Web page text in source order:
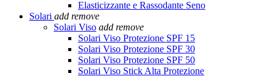
Elasticizzante e Rassodante Seno
Solari add remove
Solari Viso add remove
Solari Viso Protezione SPF 15
Solari Viso Protezione SPF 30
Solari Viso Protezione SPF 50
Solari Viso Stick Alta Protezione